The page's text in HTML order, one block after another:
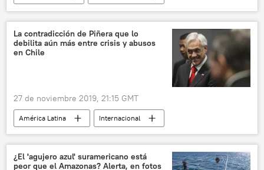
América del Norte
hidrocarburos
República Dominicana
EEUU
noticias
La contradicción de Piñera que lo
debilita aún más entre crisis y abusos
en Chile
27 de noviembre 2019, 21:15 GMT
América Latina
Internacional
política
Chile
Sebastián Piñera
protestas
Human Rights Watch
¿El 'agujero azul' suramericano está
peor que el Amazonas? Alerta, en fotos